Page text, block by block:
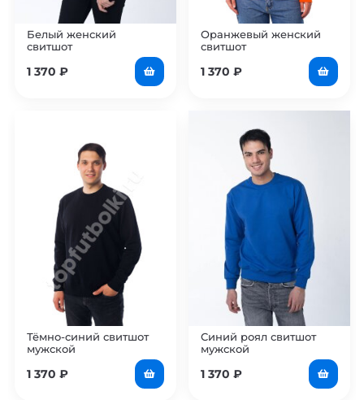
Белый женский
свитшот
1 370 ₽
Оранжевый женский
свитшот
1 370 ₽
Тёмно-синий свитшот
мужской
1 370 ₽
Синий роял свитшот
мужской
1 370 ₽